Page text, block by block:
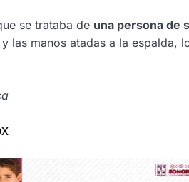
se trataba de una persona de
las manos atadas a la espalda,